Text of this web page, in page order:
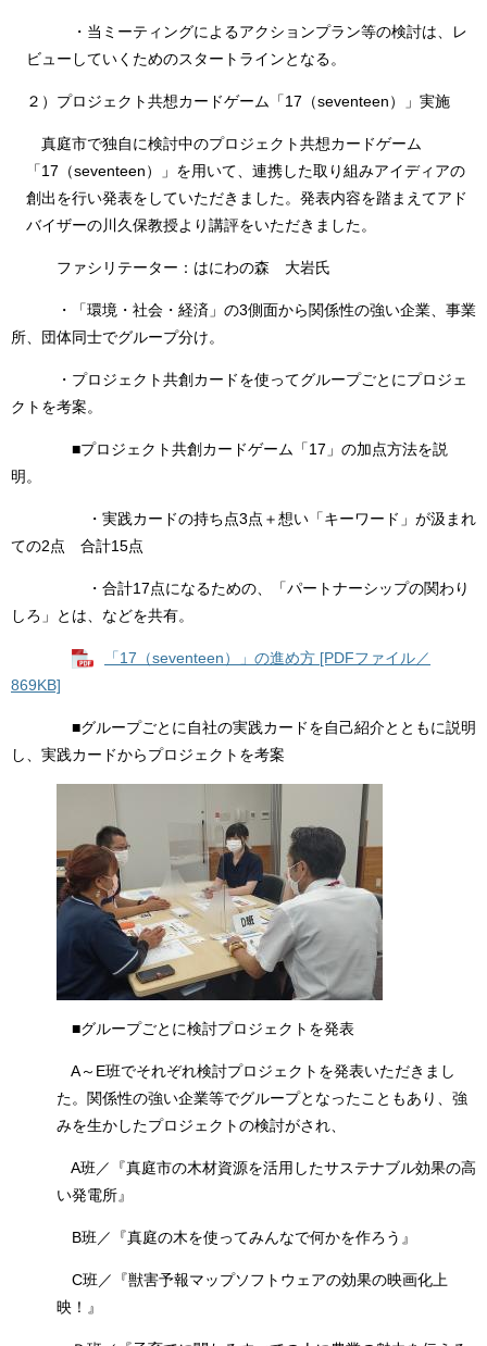
・当ミーティングによるアクションプラン等の検討は、レ
ビューしていくためのスタートラインとなる。
２）プロジェクト共想カードゲーム「17（seventeen）」実施
真庭市で独自に検討中のプロジェクト共想カードゲーム
「17（seventeen）」を用いて、連携した取り組みアイディアの
創出を行い発表をしていただきました。発表内容を踏まえてアド
バイザーの川久保教授より講評をいただきました。
ファシリテーター：はにわの森 大岩氏
・「環境・社会・経済」の3側面から関係性の強い企業、事業
所、団体同士でグループ分け。
・プロジェクト共創カードを使ってグループごとにプロジェ
クトを考案。
■プロジェクト共創カードゲーム「17」の加点方法を説
明。
・実践カードの持ち点3点＋想い「キーワード」が汲まれ
ての2点 合計15点
・合計17点になるための、「パートナーシップの関わり
しろ」とは、などを共有。
「17（seventeen）」の進め方 [PDFファイル／
869KB]
■グループごとに自社の実践カードを自己紹介とともに説明
し、実践カードからプロジェクトを考案
■グループごとに検討プロジェクトを発表
A～E班でそれぞれ検討プロジェクトを発表いただきまし
た。関係性の強い企業等でグループとなったこともあり、強
みを生かしたプロジェクトの検討がされ、
A班／『真庭市の木材資源を活用したサステナブル効果の高
い発電所』
B班／『真庭の木を使ってみんなで何かを作ろう』
C班／『獣害予報マップソフトウェアの効果の映画化上
映！』